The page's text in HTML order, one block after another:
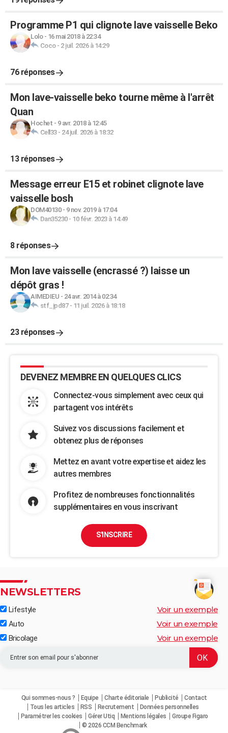
Programme P1 qui clignote lave vaisselle Beko
Lolo- 16 mai 2018 à 22:34
Coco- 2 juil. 2026 à 14:29
76 réponses
Mon lave-vaisselle beko tourne même à l'arrêt
Quan
Hochet - 9 avr. 2018 à 12:45
Cell33- 24 juil. 2026 à 18:32
13 réponses
Message erreur E15 et robinet clignote lave
vaisselle bosh
DOM40130- 9 nov. 2019 à 17:04
Dan35230- 10 févr. 2023 à 14:49
8 réponses
Mon lave vaisselle (encrassé ?) laisse un
dépôt gras !
AIMEDIEU - 24 avr. 2014 à 02:34
stf_jpd87- 11 juil. 2026 à 18:18
23 réponses
DEVENEZ MEMBRE EN QUELQUES CLICS
Connectez-vous simplement avec ceux qui
partagent vos intérêts
Suivez vos discussions facilement et
obtenez plus de réponses
Mettez en avant votre expertise et aidez les
autres membres
Profitez de nombreuses fonctionnalités
supplémentaires en vous inscrivant
S'INSCRIRE
NEWSLETTERS
Lifestyle Voir un exemple
Auto Voir un exemple
Bricolage Voir un exemple
Qui sommes-nous ? Equipe Charte éditoriale Publicité
Contact
Tous les articles
RSS Recrutement
Données personnelles
Paramétrer les cookies
Gérer Utiq Mentions légales
Groupe Figaro
© 2026 CCM Benchmark